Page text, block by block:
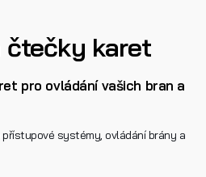
čtečky karet
pro ovládání vašich bran a
systémy, ovládání brány a